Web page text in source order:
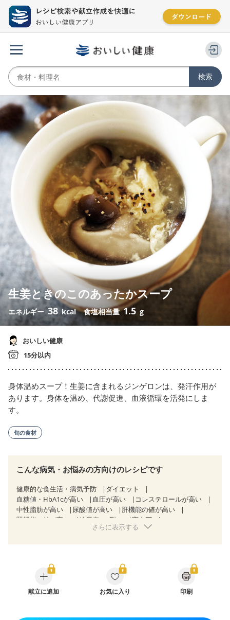
生姜ときのこのあったかスープ
エネルギー 38 kcal 食塩相当量1.5 g
おいしい健康
15分以内
身体温めスープ！生姜に含まれるジンゲロンは、発汗作用が
あります。身体を温め、代謝促進、血液循環を活発にしま
す。
旬の食材
こんな病気・お悩みの方向けのレシピです
健康的な食生活・病気予防
ダイエット
血糖値・HbA1cが高い
血圧が高い
コレステロールが高い
中性脂肪が高い
尿酸値が高い
肝機能の値が高い
腎機能の値が高い
糖尿病（2型）
高血圧
胆石症
慢性膵炎（移行期・寛解期）
乳がん（放射線治療中）
乳がん治療を終えた方・経過観察中の方など
食欲がない
妊娠中(初期)
妊婦健診・体重増加が気になる（初期）
さらに表示する
献立に追加 お気に入り 印刷